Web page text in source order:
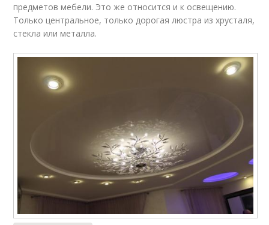
предметов мебели. Это же относится и к освещению.
Только центральное, только дорогая люстра из хрусталя,
стекла или металла.